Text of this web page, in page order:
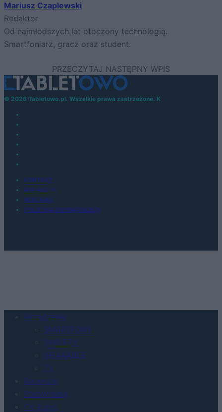
Mariusz Czaplewski
Redaktor
Od najmłodszych lat otoczony technologią.
Smartfoniarz, gracz oraz student.
© 2026 Tabletowo.pl. Wszelkie prawa zastrzeżone. K
KONTAKT
REDAKCJA
REKLAMA
POLITYKA PRYWATNOŚCI
Urządzenia
SMARTFONY
TABLETY
WEARABLE
TV
Recenzje
Porównania
Co kupić